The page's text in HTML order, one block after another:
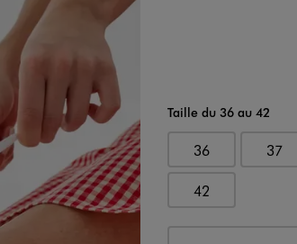
Taille du 36 au 42
36 37
42